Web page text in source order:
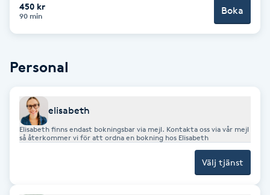
Bröllopsuppsättning
C
Color correction
450 kr
90 min Boka
Personal
elisabeth
Elisabeth finns endast bokningsbar via mejl. Kontakta oss via vår mejl
så återkommer vi för att ordna en bokning hos Elisabeth
Välj tjänst